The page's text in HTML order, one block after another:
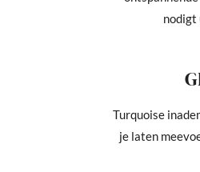
nodigt
Turquoise in
je laten